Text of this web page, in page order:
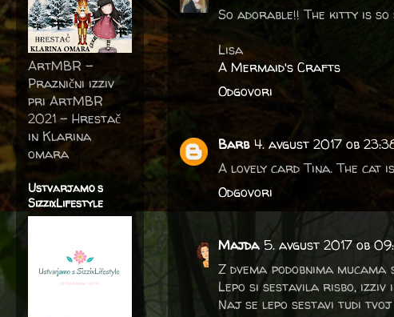
So adorable!! The kitty is so
Lisa
A Mermaid's Crafts
Odgovori
Barb 4. avgust 2017 ob
A lovely card Tina. The cat
Odgovori
Majda 5. avgust 2017 ob
Z dvema podobnima
Lepo si sestavila risbo, izziv
Naj se lepo sestavi tudi
ArtMBR -
Praznični izziv
pri ArtMBR
2021 – Hrestač
in Klarina
omara
Ustvarjamo s
SizzixLifestyle